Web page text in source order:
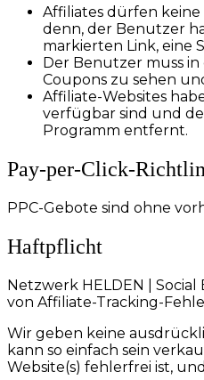
Affiliates dürfen keine
denn, der Benutzer
markierten Link, eine
Der Benutzer muss
Coupons zu sehen
Affiliate-Websites
verfügbar sind und
Programm entfernt.
Pay-per-Click-
PPC-Gebote sind ohne
Haftpflicht
Netzwerk HELDEN |
von Affiliate-Tracking-
Wir geben keine
kann so einfach sein
Website(s) fehlerfrei ist,